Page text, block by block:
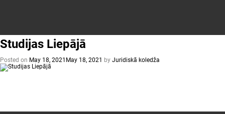
Studijas Liepājā
Posted on May 18, 2021 May 18, 2021 by Juridiskā koledža